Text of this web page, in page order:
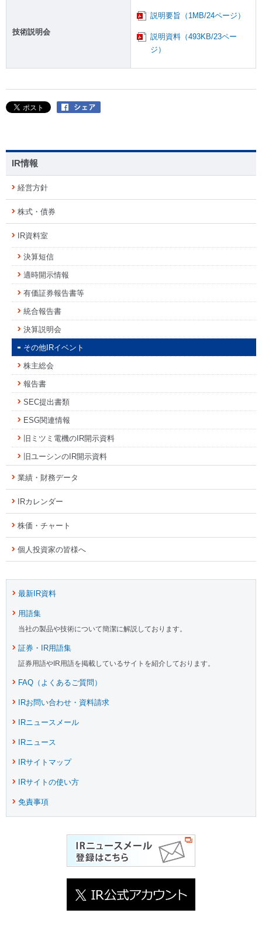
技術説明会
説明要旨（1MB/24ページ）
説明資料（493KB/23ペー
ジ）
IR情報
経営方針
株式・債券
IR資料室
決算短信
適時開示情報
有価証券報告書等
統合報告書
決算説明会
その他IRイベント
株主総会
報告書
SEC提出書類
ESG関連情報
旧ミツミ電機のIR開示資料
旧ユーシンのIR開示資料
業績・財務データ
IRカレンダー
株価・チャート
個人投資家の皆様へ
最新IR資料
用語集
当社の製品や技術について簡潔に解説しております。
証券・IR用語集
証券用語やIR用語を掲載しているサイトを紹介しております。
FAQ（よくあるご質問）
IRお問い合わせ・資料請求
IRニュースメール
IRニュース
IRサイトマップ
IRサイトの使い方
免責事項